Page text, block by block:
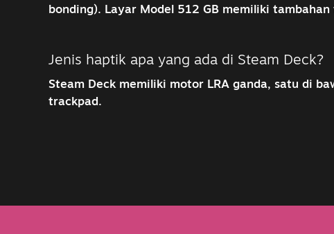
bonding). Layar Model 512 GB memiliki
Jenis haptik apa yang ada di Steam Deck?
Steam Deck memiliki motor LRA ganda, satu di
trackpad.